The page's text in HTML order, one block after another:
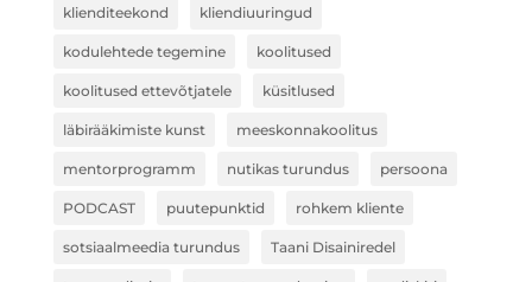
klienditeekond kliendiuuringud
kodulehtede tegemine koolitused
koolitused ettevõtjatele küsitlused
läbirääkimiste kunst meeskonnakoolitus
mentorprogramm nutikas turundus persoona
PODCAST puutepunktid rohkem kliente
sotsiaalmeedia turundus Taani Disainiredel